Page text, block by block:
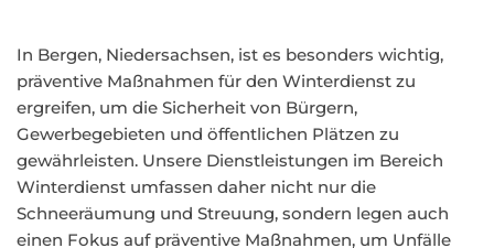
In Bergen, Niedersachsen, ist es besonders wichtig,
präventive Maßnahmen für den Winterdienst zu
ergreifen, um die Sicherheit von Bürgern,
Gewerbegebieten und öffentlichen Plätzen zu
gewährleisten. Unsere Dienstleistungen im Bereich
Winterdienst umfassen daher nicht nur die
Schneeräumung und Streuung, sondern legen auch
einen Fokus auf präventive Maßnahmen, um Unfälle